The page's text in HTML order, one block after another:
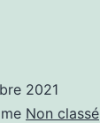
2021
Non classé